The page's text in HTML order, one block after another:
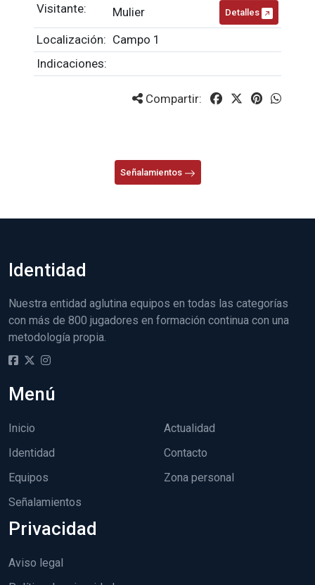
Visitante: Mulier Detalles
Localización: Campo 1
Indicaciones:
Compartir:
Señalamientos
Identidad
Nuestra entidad aglutina equipos en todas las categorías
con más de 800 jugadores en formación continua con una
metodología propia.
Menú
Inicio
Identidad
Equipos
Señalamientos
Actualidad
Contacto
Zona personal
Privacidad
Aviso legal